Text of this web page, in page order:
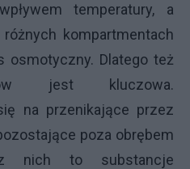
temperatury, a
kompartmentach
osmotyczny. Dlatego też
jest kluczowa.
na przenikające przez
poza obrębem
nich to substancje